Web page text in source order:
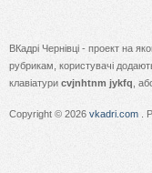
ВКадрі Чернівці - проект на
рубрикам, користувачі
клавіатури cvjnhtnm jykfq ,
Copyright © 2026 vkadri.com .